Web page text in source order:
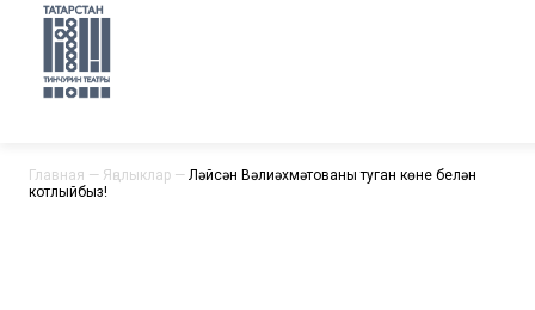
Главная — Яңалыклар — Ләйсән Вәлиәхмәтованы туган көне белән
котлыйбыз!